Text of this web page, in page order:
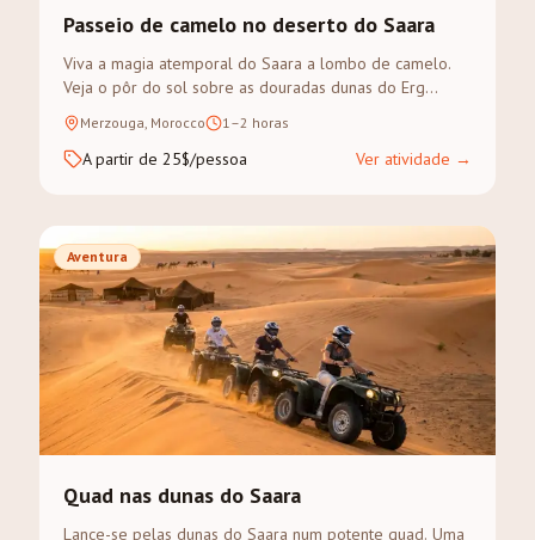
Passeio de camelo no deserto do Saara
Viva a magia atemporal do Saara a lombo de camelo.
Veja o pôr do sol sobre as douradas dunas do Erg
Chebbi num trek guiado.
Merzouga, Morocco 1–2 horas
A partir de 25$/pessoa Ver atividade →
Aventura
Quad nas dunas do Saara
Lance-se pelas dunas do Saara num potente quad. Uma